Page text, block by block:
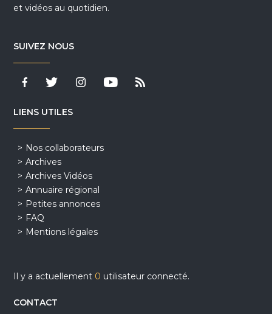
et vidéos au quotidien.
SUIVEZ NOUS
LIENS UTILES
Nos collaborateurs
Archives
Archives Vidéos
Annuaire régional
Petites annonces
FAQ
Mentions légales
Il y a actuellement 0 utilisateur connecté.
CONTACT